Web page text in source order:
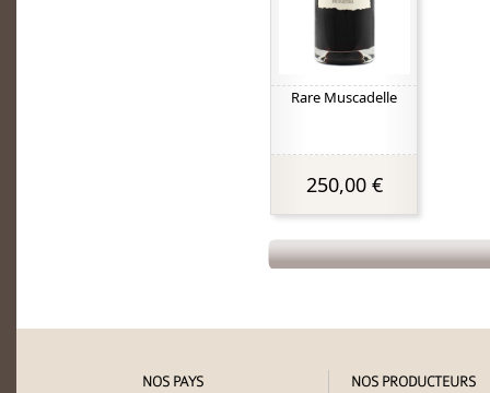
Rare Muscadelle
250,00 €
NOS PAYS NOS PRODUCTEURS